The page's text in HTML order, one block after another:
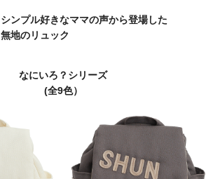
シンプル好きなママの声から登場した
無地のリュック
なにいろ？シリーズ
(全9色）